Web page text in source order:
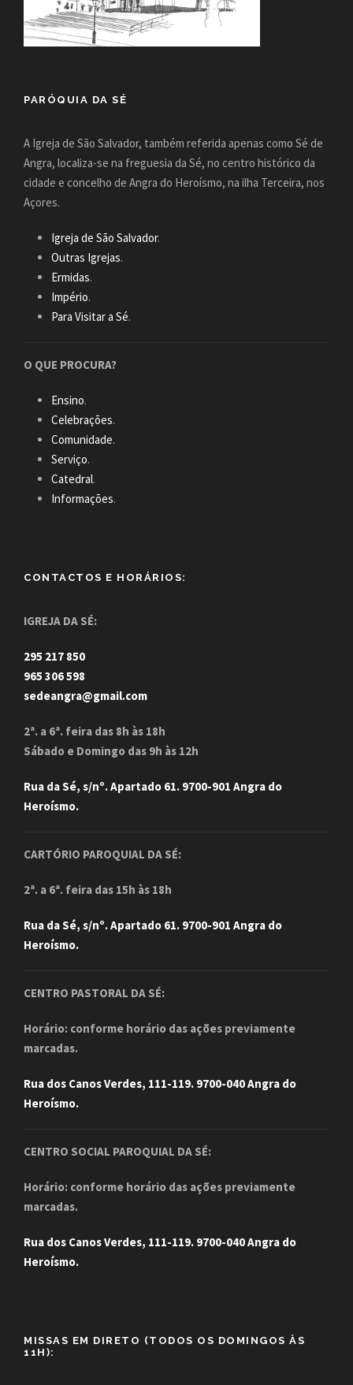
PARÓQUIA DA SÉ
A Igreja de São Salvador, também referida apenas como Sé de
Angra, localiza-se na freguesia da Sé, no centro histórico da
cidade e concelho de Angra do Heroísmo, na ilha Terceira, nos
Açores.
Igreja de São Salvador.
Outras Igrejas.
Ermidas.
Império.
Para Visitar a Sé.
O QUE PROCURA?
Ensino.
Celebrações.
Comunidade.
Serviço.
Catedral.
Informações.
CONTACTOS E HORÁRIOS:
IGREJA DA SÉ:
295 217 850
965 306 598
sedeangra@gmail.com
2ª. a 6ª. feira das 8h às 18h
Sábado e Domingo das 9h às 12h
Rua da Sé, s/nº. Apartado 61. 9700-901 Angra do
Heroísmo.
CARTÓRIO PAROQUIAL DA SÉ:
2ª. a 6ª. feira das 15h às 18h
Rua da Sé, s/nº. Apartado 61. 9700-901 Angra do
Heroísmo.
CENTRO PASTORAL DA SÉ:
Horário: conforme horário das ações previamente
marcadas.
Rua dos Canos Verdes, 111-119. 9700-040 Angra do
Heroísmo.
CENTRO SOCIAL PAROQUIAL DA SÉ:
Horário: conforme horário das ações previamente
marcadas.
Rua dos Canos Verdes, 111-119. 9700-040 Angra do
Heroísmo.
MISSAS EM DIRETO (TODOS OS DOMINGOS ÀS
11H):